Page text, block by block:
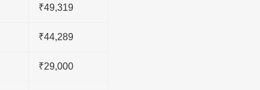
₹49,319
₹44,289
₹29,000